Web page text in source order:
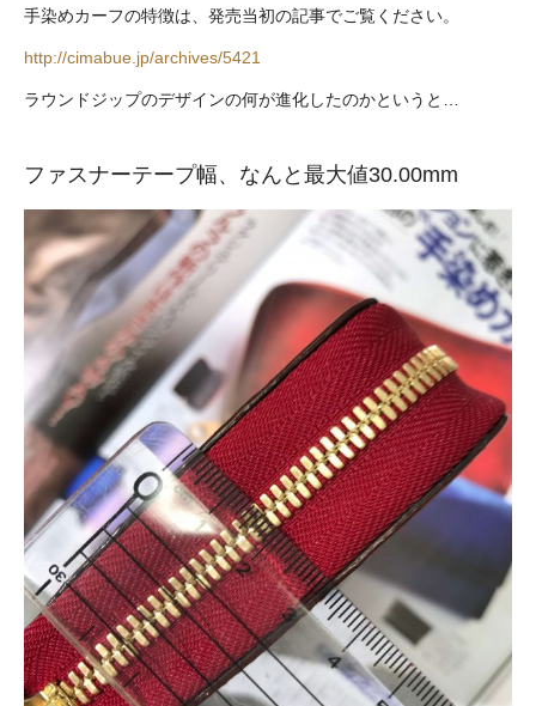
手染めカーフの特徴は、発売当初の記事でご覧ください。
http://cimabue.jp/archives/5421
ラウンドジップのデザインの何が進化したのかというと…
ファスナーテープ幅、なんと最大値30.00mm